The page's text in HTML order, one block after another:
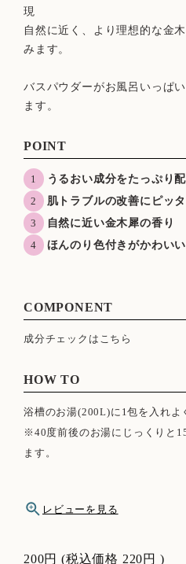
現
自然に近く、より理想的な金
みます。
バスパウダーがお風呂いっぱ
ます。
POINT
うるおい成分をたっぷり
肌トラブルの改善にピッタ
自然に近い金木犀の香り
ほんのり色付きがかわいい
COMPONENT
成分チェックはこちら
ホホバ種子油、ハチミツ、シリカ
4、橙 205
HOW TO
浴槽のお湯(200L)に1包を入れよ
※40度前後のお湯にじっくりと
ます。
レビューを見る
200円 (税込価格 220円 )